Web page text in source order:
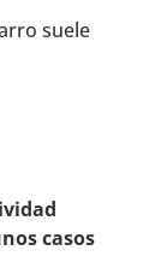
suele
casos